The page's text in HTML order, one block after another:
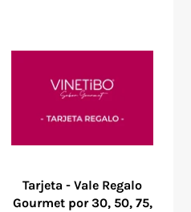
Tarjeta - Vale Regalo
Gourmet por 30, 50, 75,